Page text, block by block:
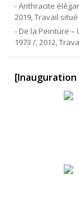
- Anthracite
2019, Travail situé
- De la Peinture –
1973 /, 2012,
[Inauguration